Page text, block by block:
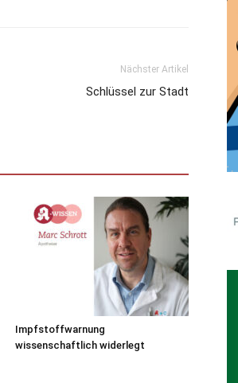
Nächster Artikel
Schlüssel zur Stadt
Impfstoffwarnung
wissenschaftlich widerlegt